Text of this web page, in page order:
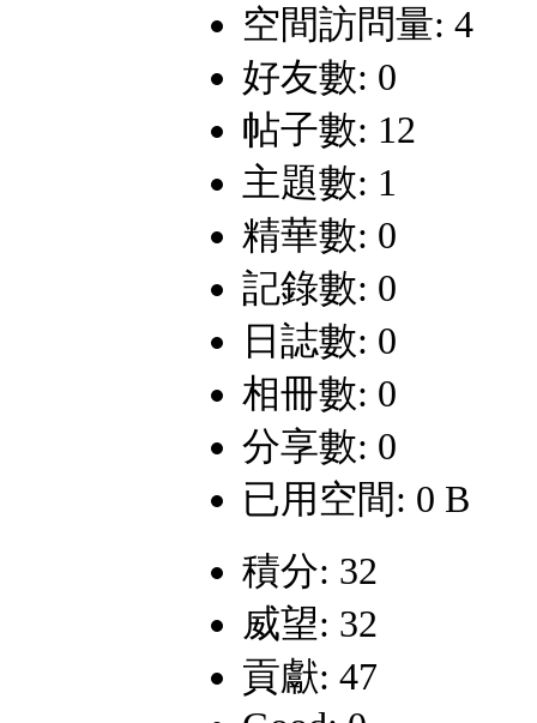
空間訪問量: 4
好友數: 0
帖子數: 12
主題數: 1
精華數: 0
記錄數: 0
日誌數: 0
相冊數: 0
分享數: 0
已用空間: 0 B
積分: 32
威望: 32
貢獻: 47